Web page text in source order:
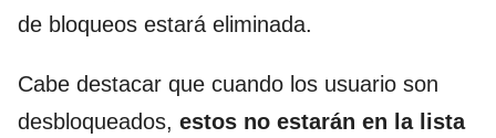
de bloqueos estará eliminada.
Cabe destacar que cuando los usuario son
desbloqueados, estos no estarán en la lista